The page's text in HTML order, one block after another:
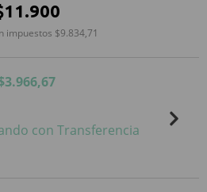
impuestos $9.834,71
con Transferencia